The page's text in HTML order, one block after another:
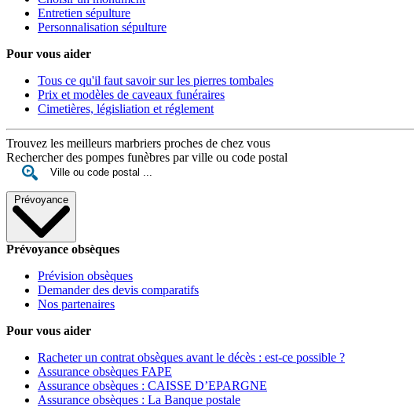
Entretien sépulture
Personnalisation sépulture
Pour vous aider
Tous ce qu'il faut savoir sur les pierres tombales
Prix et modèles de caveaux funéraires
Cimetières, législiation et réglement
Trouvez les meilleurs marbriers proches de chez vous
Rechercher des pompes funèbres par ville ou code postal
Prévoyance
Prévoyance obsèques
Prévision obsèques
Demander des devis comparatifs
Nos partenaires
Pour vous aider
Racheter un contrat obsèques avant le décès : est-ce possible ?
Assurance obsèques FAPE
Assurance obsèques : CAISSE D’EPARGNE
Assurance obsèques : La Banque postale